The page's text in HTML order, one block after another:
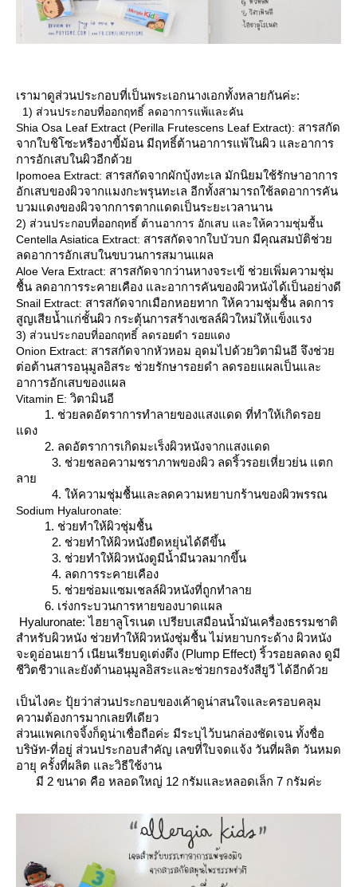
เรามาดูส่วนประกอบที่เป็นพระเอกนางเอกทั้งหลายกันค่ะ:
1) ส่วนประกอบที่ออกฤทธิ์ ลดอาการแพ้และคัน
Shia Osa Leaf Extract (Perilla Frutescens Leaf Extract): สารสกัด
จากใบชิโซะหรืองาขี้ม้อน มีฤทธิ์ต้านอาการแพ้ในผิว และอาการ
การอักเสบในผิวอีกด้ว
Ipomoea Extract: สารสกัดจากผักบุ้งทะเล มักนิยมใช้รักษาอาการ
อักเสบของผิวจากแมงกะพรุนทะเล อีกทั้งสามารถใช้ลดอาการคัน
บวมแดงของผิวจากการตากแดดเป็นระยะเวลานาน
2) ส่วนประกอบที่ออกฤทธิ์ ต้านอาการ อักเสบ และให้ความชุ่มชื้น
Centella Asiatica Extract: สารสกัดจากใบบัวบก มีคุณสมบัติช่ว
ลดอาการอักเสบในขบวนการสมานแผล
Aloe Vera Extract: สารสกัดจากว่านหางจระเข้ ช่วยเพิ่มความชุ่ม
ชื้น ลดอาการระคายเคือง และอาการคันของผิวหนังได้เป็นอย่างดี
Snail Extract: สารสกัดจากเมือกหอยทาก ให้ความชุ่มชื้น ลดการ
สูญเสียน้ำแก่ชั้นผิว กระตุ้นการสร้างเซลล์ผิวใหม่ให้แข็งแรง
3) ส่วนประกอบที่ออกฤทธิ์ ลดรอยดำ รอยแดง
Onion Extract: สารสกัดจากหัวหอม อุดมไปด้วยวิตามินอี จึงช่ว
ต่อต้านสารอนุมูลอิสระ ช่วยรักษารอยดำ ลดรอยแผลเป็นและ
อาการอักเสบของแผล
Vitamin E: วิตามินอี
1. ช่วยลดอัตราการทำลายของแสงแดด ที่ทำให้เกิดรอ
ดง
2. ลดอัตราการเกิดมะเร็งผิวหนังจากแสงแดด
3. ช่วยชลอความชราภาพของผิว ลดริ้วรอยเหี่ยวย่น แตก
ลา
4. ให้ความชุ่มชื้นและลดความหยาบกร้านของผิวพรรณ
Sodium Hyaluronate:
1. ช่วยทำให้ผิวชุ่มชื้น
2. ช่วยทำให้ผิวหนังยืดหยุ่นได้ดีขึ้น
3. ช่วยทำให้ผิวหนังดูมีน้ำมีนวลมากขึ้น
4. ลดการระคายเคือง
5. ช่วยซ่อมแซมเชลล์ผิวหนังที่ถูกทำลา
6. เร่งกระบวนการหายของบาดแผล
Hyaluronate: ไฮยาลูโรเนต เปรียบเสมือนน้ำมันเครื่องธรรมชาติ
สำหรับผิวหนัง ช่วยทำให้ผิวหนังชุ่มชื้น ไม่หยาบกระด้าง ผิวหนัง
จะดูอ่อนเยาว์ เนียนเรียบดูเต่งตึง (Plump Effect) ริ้วรอยลดลง ดูมี
ชีวิตชีวาและยังต้านอนุมูลอิสระและช่วยกรองรังสียูวี ได้อีกด้ว
เป็นไงคะ ปุ้ยว่าส่วนประกอบของเค้าดูน่าสนใจและครอบคลุม
ความต้องการมากเลยทีเดียว
ส่วนแพคเกจจิ้งก็ดูน่าเชื่อถือค่ะ มีระบุไว้บนกล่องชัดเจน ทั้งชื่อ
บริษัท-ที่อยู่ ส่วนประกอบสำคัญ เลขที่ใบจดแจ้ง วันที่ผลิต วันหมด
อายุ ครั้งที่ผลิต และวิธีใช้งาน
มี 2 ขนาด คือ หลอดใหญ่ 12 กรัมและหลอดเล็ก 7 กรัมค่ะ